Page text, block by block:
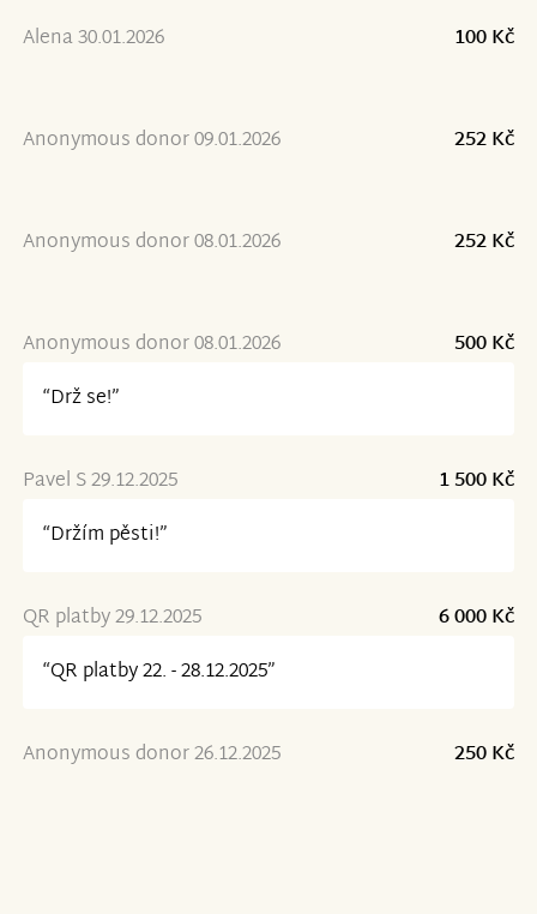
Alena 30.01.2026 100 Kč
Anonymous donor 09.01.2026 252 Kč
Anonymous donor 08.01.2026 252 Kč
Anonymous donor 08.01.2026
500 Kč
“Drž se!”
Pavel S 29.12.2025
1 500 Kč
“Držím pěsti!”
QR platby 29.12.2025
6 000 Kč
“QR platby 22. - 28.12.2025”
Anonymous donor 26.12.2025 250 Kč